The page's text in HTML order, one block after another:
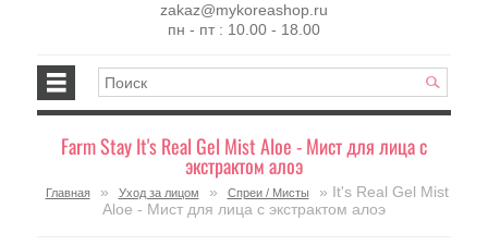
zakaz@mykoreashop.ru
пн - пт : 10.00 - 18.00
Farm Stay It's Real Gel Mist Aloe - Мист для лица с
экстрактом алоэ
Главная » Уход за лицом » Спреи / Мисты
» It's Real Gel Mist
Aloe - Мист для лица с экстрактом алоэ